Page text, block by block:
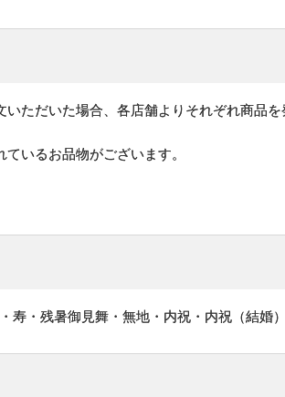
ただいた場合、各店舗よりそれぞれ商品
いるお品物がございます。
寿・残暑御見舞・無地・内祝・内祝（結婚